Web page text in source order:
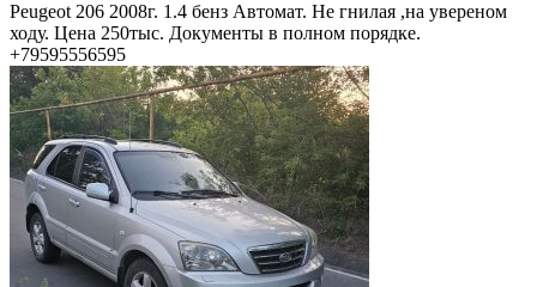
Peugeot 206 2008г. 1.4 бенз Автомат. Не гнилая ,на увереном
ходу. Цена 250тыс. Документы в полном порядке.
+79595556595